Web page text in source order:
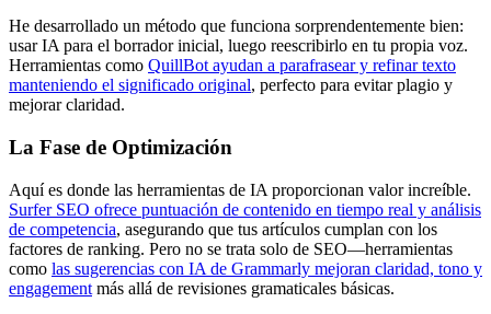
He desarrollado un método que funciona sorprendentemente bien:
usar IA para el borrador inicial, luego reescribirlo en tu propia voz.
Herramientas como QuillBot ayudan a parafrasear y refinar texto
manteniendo el significado original, perfecto para evitar plagio y
mejorar claridad.
La Fase de Optimización
Aquí es donde las herramientas de IA proporcionan valor increíble.
Surfer SEO ofrece puntuación de contenido en tiempo real y análisis
de competencia, asegurando que tus artículos cumplan con los
factores de ranking. Pero no se trata solo de SEO—herramientas
como las sugerencias con IA de Grammarly mejoran claridad, tono y
engagement más allá de revisiones gramaticales básicas.